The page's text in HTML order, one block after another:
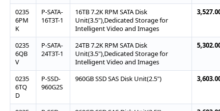
0235
6PM
K
P-SATA-
16T3T-1
16TB 7.2K RPM SATA Disk
Unit(3.5"),Dedicated Storage for
Intelligent Video and Images
0235
6QB
V
P-SATA-
24T3T-1
24TB 7.2K RPM SATA Disk
Unit(3.5"),Dedicated Storage for
Intelligent Video and Images
0235
6TQ
D
P-SSD-
960G2S
960GB SSD SAS Disk Unit(2.5")